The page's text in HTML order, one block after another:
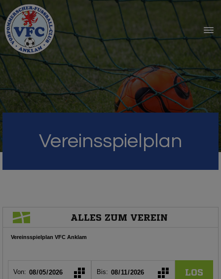
Vereinsspielplan